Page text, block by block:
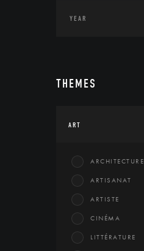
THEMES
ART
ARCHITECTURE
ARTISANAT
ARTISTE
CINÉMA
LITTÉRATURE